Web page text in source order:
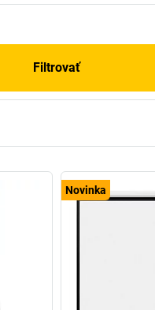
GmbH z Wiesbadenu –
a najúspešnejšia značka pre
medzičasom patrí spolu
ako súprava na obsadenie
pás. Výber týchto
– nájdite si teraz
alebo svoj nový
Filtrovať
Novinka